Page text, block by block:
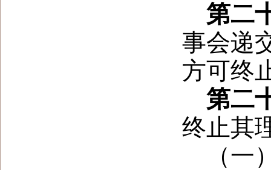
第二
事会递
方可终
第二
终止其
（